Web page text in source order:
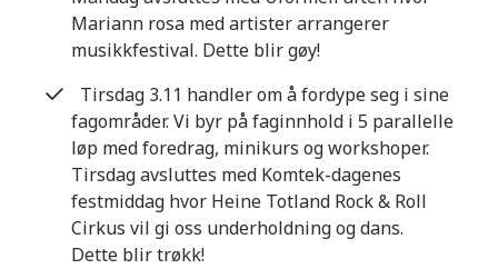
Mariann rosa med artister arrangerer
musikkfestival. Dette blir gøy!
Tirsdag 3.11 handler om å fordype seg i sine
fagområder. Vi byr på faginnhold i 5 parallelle
løp med foredrag, minikurs og workshoper.
Tirsdag avsluttes med Komtek-dagenes
festmiddag hvor Heine Totland Rock & Roll
Cirkus vil gi oss underholdning og dans.
Dette blir trøkk!